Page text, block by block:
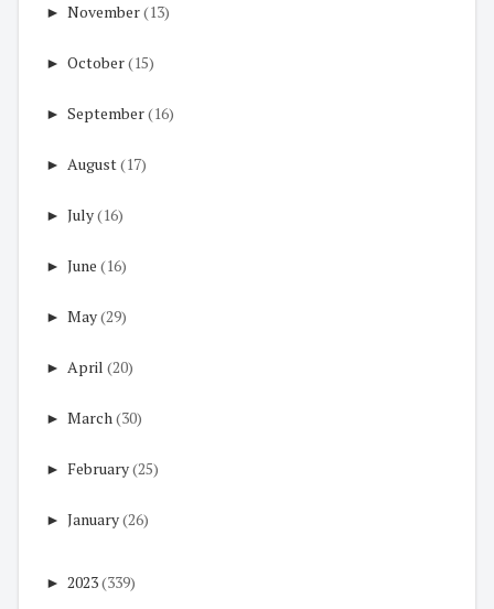
► November(13)
► October(15)
► September(16)
► August(17)
► July(16)
► June (16)
► May(29)
► April (20)
► March(30)
► February(25)
► January(26)
► 2023(339)